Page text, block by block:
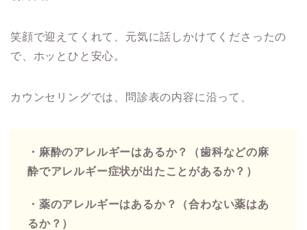
笑顔で迎えてくれて、元気に話しかけてくださったの
で、ホッとひと安心。
カウンセリングでは、問診表の内容に沿って、
・麻酔のアレルギーはあるか？（歯科などの麻
酔でアレルギー症状が出たことがあるか？）
・薬のアレルギーはあるか？（合わない薬はあ
るか？）